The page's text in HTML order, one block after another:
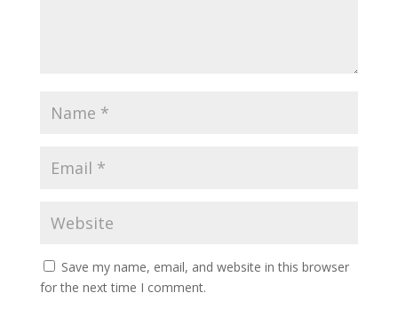
Save my name, email, and website in this browser
for the next time I comment.